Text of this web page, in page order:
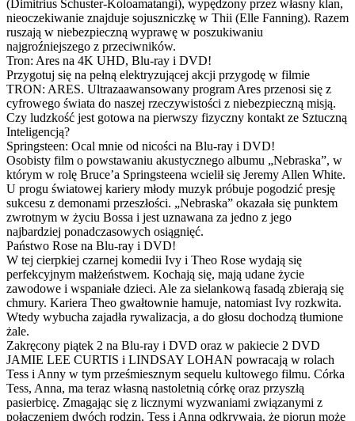
(Dimitrius Schuster-Koloamatangi), wypędzony przez własny klan,
nieoczekiwanie znajduje sojuszniczkę w Thii (Elle Fanning). Razem
ruszają w niebezpieczną wyprawę w poszukiwaniu
najgroźniejszego z przeciwników.
Tron: Ares na 4K UHD, Blu-ray i DVD!
Przygotuj się na pełną elektryzującej akcji przygodę w filmie
TRON: ARES. Ultrazaawansowany program Ares przenosi się z
cyfrowego świata do naszej rzeczywistości z niebezpieczną misją.
Czy ludzkość jest gotowa na pierwszy fizyczny kontakt ze Sztuczną
Inteligencją?
Springsteen: Ocal mnie od nicości na Blu-ray i DVD!
Osobisty film o powstawaniu akustycznego albumu „Nebraska”, w
którym w rolę Bruce’a Springsteena wcielił się Jeremy Allen White.
U progu światowej kariery młody muzyk próbuje pogodzić presję
sukcesu z demonami przeszłości. „Nebraska” okazała się punktem
zwrotnym w życiu Bossa i jest uznawana za jedno z jego
najbardziej ponadczasowych osiągnięć.
Państwo Rose na Blu-ray i DVD!
W tej cierpkiej czarnej komedii Ivy i Theo Rose wydają się
perfekcyjnym małżeństwem. Kochają się, mają udane życie
zawodowe i wspaniałe dzieci. Ale za sielankową fasadą zbierają się
chmury. Kariera Theo gwałtownie hamuje, natomiast Ivy rozkwita.
Wtedy wybucha zajadła rywalizacja, a do głosu dochodzą tłumione
żale.
Zakręcony piątek 2 na Blu-ray i DVD oraz w pakiecie 2 DVD
JAMIE LEE CURTIS i LINDSAY LOHAN powracają w rolach
Tess i Anny w tym prześmiesznym sequelu kultowego filmu. Córka
Tess, Anna, ma teraz własną nastoletnią córkę oraz przyszłą
pasierbicę. Zmagając się z licznymi wyzwaniami związanymi z
połączeniem dwóch rodzin, Tess i Anna odkrywają, że piorun może